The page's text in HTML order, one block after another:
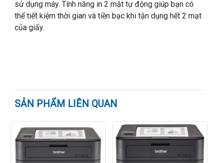
sử dụng máy. Tính năng in 2 mặt tự động giúp bạn có
thể tiết kiệm thời gian và tiền bạc khi tận dụng hết 2 mạt
của giấy.
SẢN PHẨM LIÊN QUAN